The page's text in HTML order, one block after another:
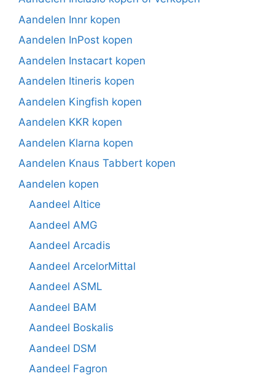
Aandelen Innr kopen
Aandelen InPost kopen
Aandelen Instacart kopen
Aandelen Itineris kopen
Aandelen Kingfish kopen
Aandelen KKR kopen
Aandelen Klarna kopen
Aandelen Knaus Tabbert kopen
Aandelen kopen
Aandeel Altice
Aandeel AMG
Aandeel Arcadis
Aandeel ArcelorMittal
Aandeel ASML
Aandeel BAM
Aandeel Boskalis
Aandeel DSM
Aandeel Fagron